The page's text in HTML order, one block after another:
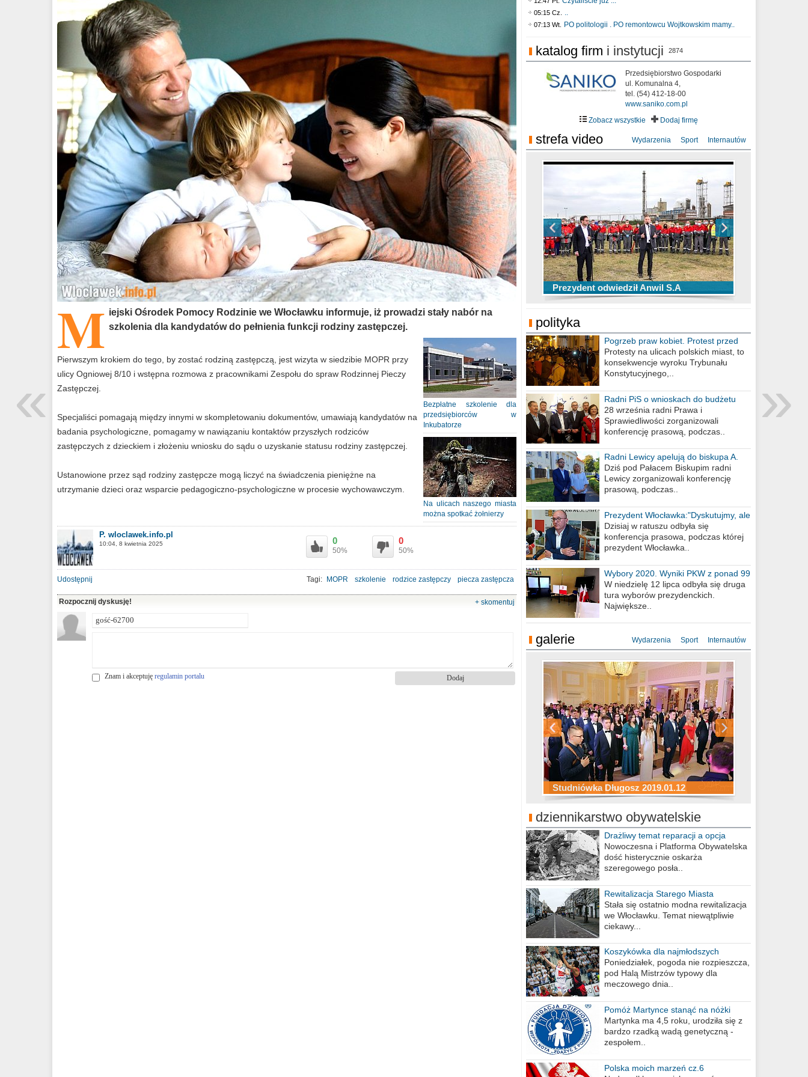
M iejski Ośrodek Pomocy Rodzinie we Włocławku informuje, iż prowadzi stały nabór na
szkolenia dla kandydatów do pełnienia funkcji rodziny zastępczej.
Bezpłatne szkolenie dla
przedsiębiorców w
Inkubatorze
Na ulicach naszego miasta
można spotkać żołnierzy
Pierwszym krokiem do tego, by zostać rodziną zastępczą, jest wizyta w siedzibie MOPR przy
ulicy Ogniowej 8/10 i wstępna rozmowa z pracownikami Zespołu do spraw Rodzinnej Pieczy
Zastępczej.
Specjaliści pomagają między innymi w skompletowaniu dokumentów, umawiają kandydatów na
badania psychologiczne, pomagamy w nawiązaniu kontaktów przyszłych rodziców
zastępczych z dzieckiem i złożeniu wniosku do sądu o uzyskanie statusu rodziny zastępczej.
Ustanowione przez sąd rodziny zastępcze mogą liczyć na świadczenia pieniężne na
utrzymanie dzieci oraz wsparcie pedagogiczno-psychologiczne w procesie wychowawczym.
P. wloclawek.info.pl
10:04, 8 kwietnia 2025 0
50%
0
50%
Udostępnij Tagi: MOPR szkolenie rodzice zastępczy piecza zastępcza
Rozpocznij dyskusję! + skomentuj
Znam i akceptuję regulamin portalu
05:15 Cz. ..
07:13 Wt. PO politologii . PO remontowcu Wojtkowskim mamy..
katalog firm i instytucji 2874
Przedsiębiorstwo Gospodarki
ul. Komunalna 4,
tel. (54) 412-18-00
www.saniko.com.pl
Zobacz wszystkie
Dodaj firmę
strefa video Wydarzenia Sport Internautów
Prezydent odwiedził Anwil S.A
TOP 10 przechwytów Anwilu Włocławek
w EBL w sezonie 2019/2020
TOP 5 rzutów Anwilu Włocławek w BCL
w sezonie 2019/2020
Ni To Ponk - W oczach mamy strach
sixf33t .Last Year DRONE FOOTAGE
Włocławek
XXIII Sesja Rady Miasta Włocławek VIII
kadencji w dniu 09.06.2020 r.
polityka
Pogrzeb praw kobiet. Protest przed
biurem poselskim PiS
Protesty na ulicach polskich miast, to
konsekwencje wyroku Trybunału
Konstytucyjnego,..
Radni PiS o wnioskach do budżetu
miasta na 2021 rok
28 września radni Prawa i
Sprawiedliwości zorganizowali
konferencję prasową, podczas..
Radni Lewicy apelują do biskupa A.
Wiesława Meringa
Dziś pod Pałacem Biskupim radni
Lewicy zorganizowali konferencję
prasową, podczas..
Prezydent Włocławka:"Dyskutujmy, ale
nie obrażajmy się”
Dzisiaj w ratuszu odbyła się
konferencja prasowa, podczas której
prezydent Włocławka..
Wybory 2020. Wyniki PKW z ponad 99
procent obwodów
W niedzielę 12 lipca odbyła się druga
tura wyborów prezydenckich.
Największe..
galerie Wydarzenia Sport Internautów
Studniówka Długosz 2019.01.12
ZS Budowlanych 2019.01.12
Studniówka LZK 2019.01.11
Studniówka Kopernik 2019.01.11
Studniówka LMK 2019.01.05
Studniówka ZS Ekonomicznych
2019.01.05
dziennikarstwo obywatelskie
Drażliwy temat reparacji a opcja
berlińska
Nowoczesna i Platforma Obywatelska
dość histerycznie oskarża
szeregowego posła..
Rewitalizacja Starego Miasta
Stała się ostatnio modna rewitalizacja
we Włocławku. Temat niewątpliwie
ciekawy...
Koszykówka dla najmłodszych
Poniedziałek, pogoda nie rozpieszcza,
pod Halą Mistrzów typowy dla
meczowego dnia..
Pomóż Martynce stanąć na nóżki
Martynka ma 4,5 roku, urodziła się z
bardzo rzadką wadą genetyczną -
zespołem..
Polska moich marzeń cz.6
»
«